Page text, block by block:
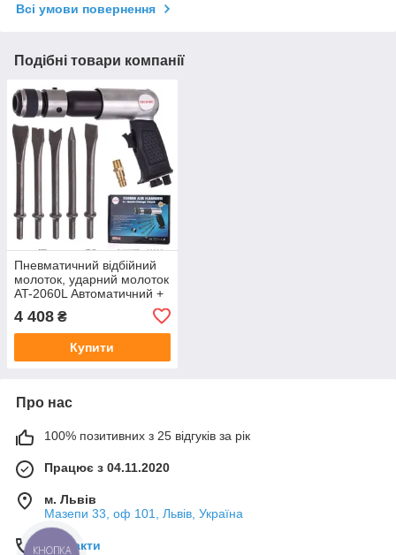
Всі умови повернення
Подібні товари компанії
Пневматичний відбійний
молоток, ударний молоток
AT-2060L Автоматичний +
4 408 ₴
Купити
Про нас
100% позитивних з 25 відгуків за рік
Працює з 04.11.2020
м. Львів
Мазепи 33, оф 101, Львів, Україна
Контакти
КНОПКА